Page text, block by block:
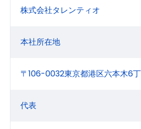
株式会社タレンティオ
本社所在地
〒106-0032東京都港区六本木6
代表